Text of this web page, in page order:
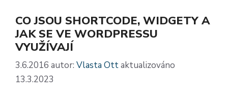
CO JSOU SHORTCODE, WIDGETY A
JAK SE VE WORDPRESSU
VYUŽÍVAJÍ
3.6.2016 autor: Vlasta Ottaktualizováno
13.3.2023